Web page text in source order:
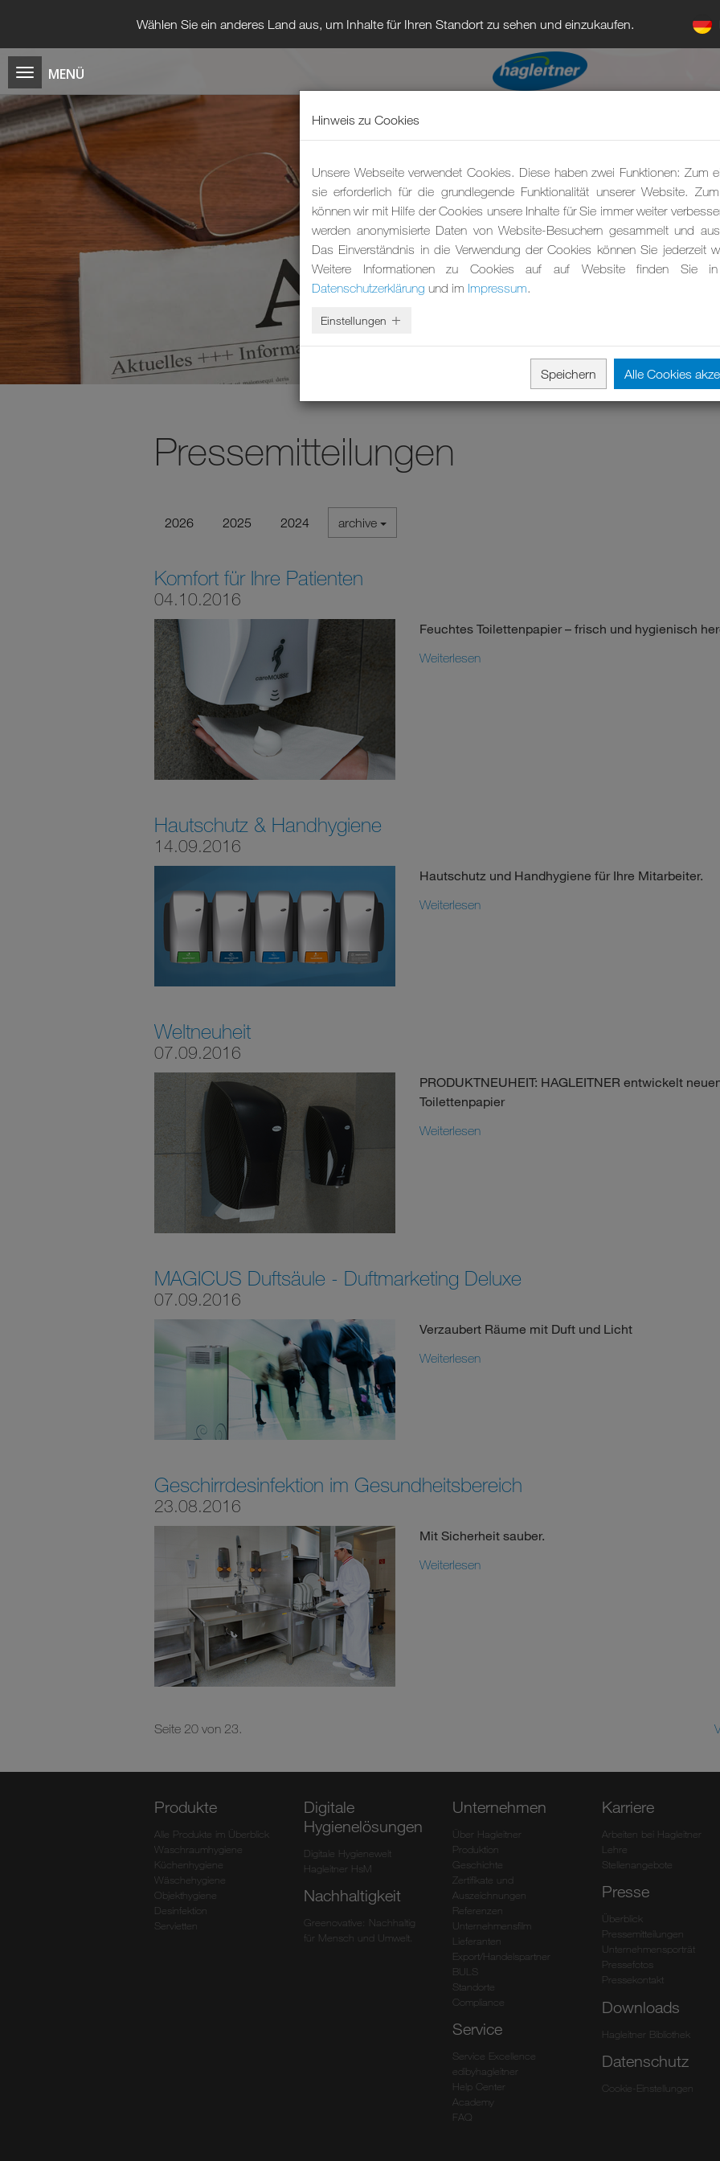
Wählen Sie ein anderes Land aus, um Inhalte für Ihren Standort zu sehen und einzukaufen.
Pressemitteilungen
2026 2025 2024 archive
Komfort für Ihre Patienten
04.10.2016
Feuchtes Toilettenpapier – frisch und hygienisch
Weiterlesen
Hautschutz & Handhygiene
14.09.2016
Hautschutz und Handhygiene für Ihre Mitarbeiter.
Weiterlesen
Weltneuheit
07.09.2016
PRODUKTNEUHEIT: HAGLEITNER entwickelt
Toilettenpapier
Weiterlesen
MAGICUS Duftsäule - Duftmarketing Deluxe
07.09.2016
Verzaubert Räume mit Duft und Licht
Weiterlesen
Geschirrdesinfektion im Gesundheitsbereich
23.08.2016
Mit Sicherheit sauber.
Weiterlesen
Seite 20 von 23.
Produkte
Alle Produkte im Überblick
Waschraumhygiene
Küchenhygiene
Wäschehygiene
Objekthygiene
Desinfektion
Servietten
Digitale
Hygienelösungen
Digitale Hygienewelt
Hagleitner HsM
Nachhaltigkeit
Greenovative: Nachhaltig
für Mensch und Umwelt.
Unternehmen
Über Hagleitner
Produktion
Geschichte
Zertifikate und
Auszeichnungen
Referenzen
Unternehmensfilm
Lieferanten
Export/Handelspartner
BULS
Standorte
Compliance
Service
Service Excellence
edibyhagleitner
Help Center
Academy
FAQ
Karriere
Arbeiten bei Hagleitner
Lehre
Stellenangebote
Presse
Überblick
Pressemitteilungen
Unternehmensporträt
Pressefotos
Pressekontakt
Downloads
Hagleitner Bibliothek
Datenschutz
Cookie-Einstellungen
Hinweis zu Cookies
Unsere Webseite verwendet Cookies. Diese haben zwei Funktionen: Zum
sie erforderlich für die grundlegende Funktionalität unserer Website.
können wir mit Hilfe der Cookies unsere Inhalte für Sie immer weiter
werden anonymisierte Daten von Website-Besuchern gesammelt und
Das Einverständnis in die Verwendung der Cookies können Sie jederzeit
Weitere Informationen zu Cookies auf auf Website finden Sie in
Datenschutzerklärung und im Impressum.
Einstellungen
Speichern Alle Cookies